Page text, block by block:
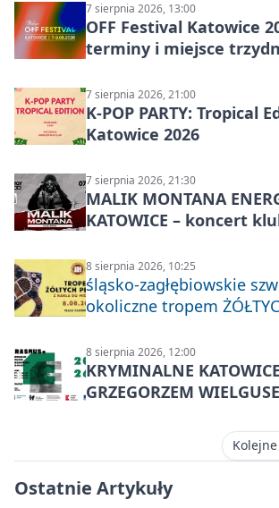
7 sierpnia 2026, 13:00
OFF Festival Katowice
terminy i miejsce
7 sierpnia 2026, 21:00
K-POP PARTY: Tropical
Katowice 2026
7 sierpnia 2026, 21:30
MALIK MONTANA
KATOWICE – koncert
8 sierpnia 2026, 10:25
śląsko-zagłębiowskie
okoliczne tropem
8 sierpnia 2026, 12:00
KRYMINALNE
GRZEGORZEM
Ostatnie Artykuły